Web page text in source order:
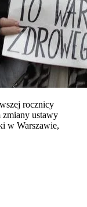
rocznicy
zmiany ustawy
w Warszawie,